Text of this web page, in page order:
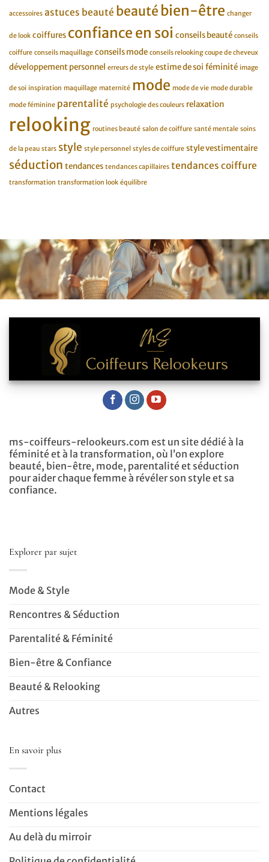
accessoires astuces beauté beauté bien-être changer
de look coiffures confiance en soi conseils beauté conseils
coiffure conseils maquillage conseils mode conseils relooking coupe de cheveux
développement personnel erreurs de style estime de soi féminité image
de soi inspiration maquillage maternité mode mode de vie mode durable
mode féminine parentalité psychologie des couleurs relaxation
relooking routines beauté salon de coiffure santé mentale soins
de la peau stars style style personnel styles de coiffure style vestimentaire
séduction tendances tendances capillaires tendances coiffure
transformation transformation look équilibre
ms-coiffeurs-relookeurs.com est un site dédié à la
féminité et à la transformation, où l’on explore
beauté, bien-être, mode, parentalité et séduction
pour aider chaque femme à révéler son style et sa
confiance.
Explorer par sujet
Mode & Style
Rencontres & Séduction
Parentalité & Féminité
Bien-être & Confiance
Beauté & Relooking
Autres
En savoir plus
Contact
Mentions légales
Au delà du mirroir